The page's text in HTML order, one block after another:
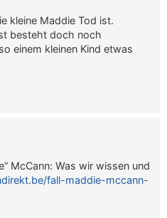
kleine Maddie Tod ist.
besteht doch noch
einem kleinen Kind etwas
McCann: Was wir wissen und
fall-maddie-mccann-